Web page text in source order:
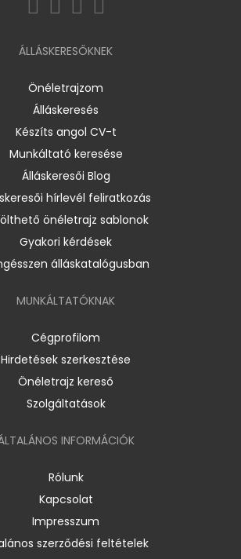
ÁLLÁSKERESŐKNEK
Önéletrajzom
Álláskeresés
Készíts angol CV-t
Munkáltató keresése
Álláskeresői Blog
hírlevél feliratkozás
önéletrajz sablonok
Gyakori kérdések
álláskatalógusban
MUNKÁLTATÓKNAK
Cégprofilom
Hirdetések szerkesztése
Önéletrajz kereső
Szolgáltatások
INFORMÁCIÓK
Rólunk
Kapcsolat
Impresszum
szerződési feltételek